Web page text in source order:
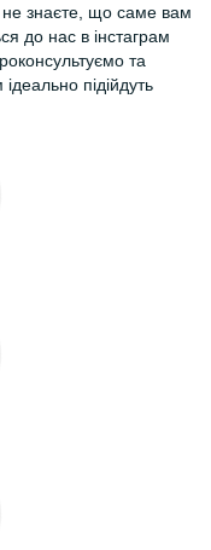
не знаєте, що саме вам
до нас в інстаграм
та
підійдуть